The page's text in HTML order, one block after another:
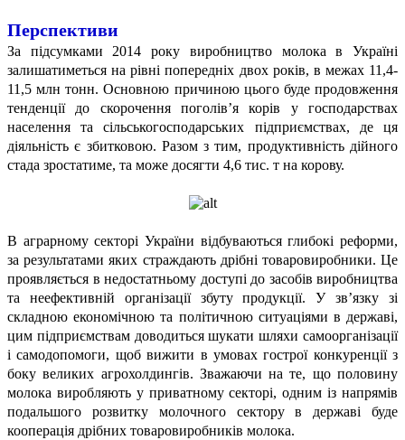
Перспективи
За підсумками 2014 року виробництво молока в Україні
залишатиметься на рівні попередніх двох років, в межах 11,4-
11,5 млн тонн. Основною причиною цього буде продовження
тенденції до скорочення поголів’я корів у господарствах
населення та сільськогосподарських підприємствах, де ця
діяльність є збитковою. Разом з тим, продуктивність дійного
стада зростатиме, та може досягти 4,6 тис. т на корову.
В аграрному секторі України відбуваються глибокі реформи,
за результатами яких страждають дрібні товаровиробники. Це
проявляється в недостатньому доступі до засобів виробництва
та неефективній організації збуту продукції. У зв’язку зі
складною економічною та політичною ситуаціями в державі,
цим підприємствам доводиться шукати шляхи самоорганізації
і самодопомоги, щоб вижити в умовах гострої конкуренції з
боку великих агрохолдингів. Зважаючи на те, що половину
молока виробляють у приватному секторі, одним із напрямів
подальшого розвитку молочного сектору в державі буде
кооперація дрібних товаровиробників молока.